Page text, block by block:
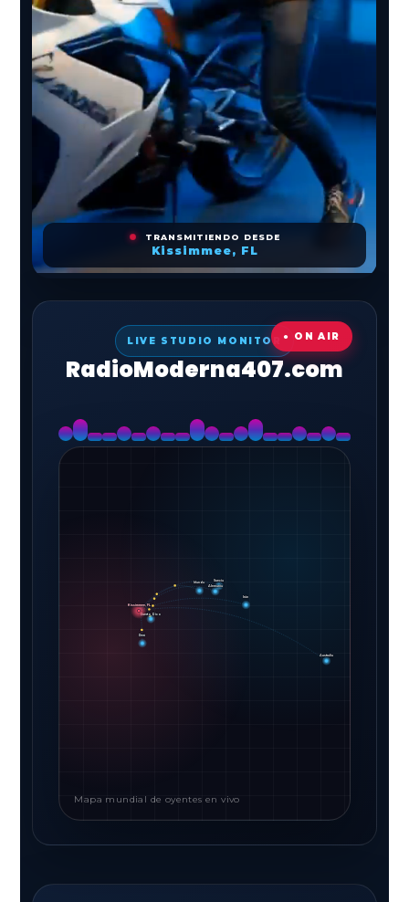
TRANSMITIENDO DESDE
Kissimmee, FL
LIVE STUDIO MONITOR
RadioModerna407.com
● ON AIR
Puerto Rico
Perú
Suecia
Irlanda
Alemania
Irán
Australia
Kissimmee, FL
Mapa mundial de oyentes en vivo